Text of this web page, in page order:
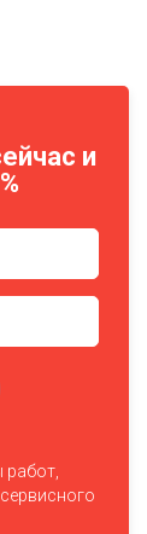
и
работ,